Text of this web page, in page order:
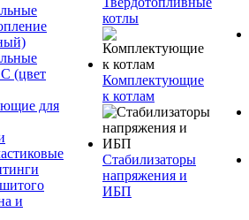
(цвет
для
и
котлы
Комплектующие
к котлам
Стабилизаторы
напряжения и
ИБП